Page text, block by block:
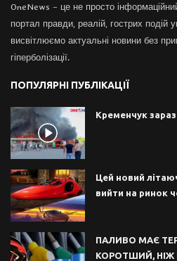
OneNews – це не просто
портал правди, реалій, гострих подій
висвітлюємо актуальні новини без
гіперболізації.
ПОПУЛЯРНІ ПУБЛІКАЦІЇ
Кременчук
Цей новий
вийти на ринок
ПАЛИВО МАЄ
КОРОТШИЙ, НІЖ